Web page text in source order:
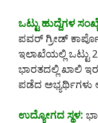
ಒಟ್ಟು ಹುದ್ದೆಗಳ
ಪವರ್ ಗ್ರೀಡ್
ಇಲಾಖೆಯಲ್ಲಿ ಒಟ್ಟು
ಭಾರತದಲ್ಲಿ ಖಾಲಿ
ಪಡೆದ ಅಭ್ಯರ್ಥಿಗಳು
ಉದ್ಯೋಗದ ಸ್ಥಳ: